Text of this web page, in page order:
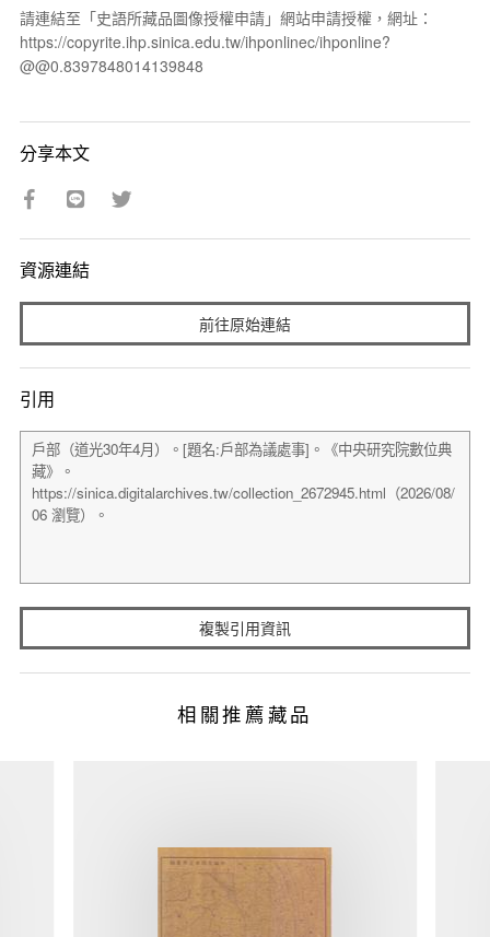
請連結至「史語所藏品圖像授權申請」網站申請授權，網址：
https://copyrite.ihp.sinica.edu.tw/ihponlinec/ihponline?
@@0.8397848014139848
分享本文
資源連結
前往原始連結
引用
複製引用資訊
相關推薦藏品